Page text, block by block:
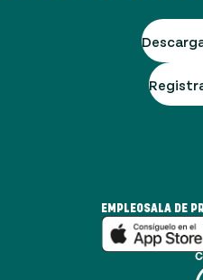
EMPLEOSALA DE